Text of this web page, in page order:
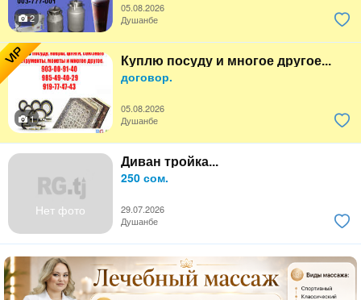
05.08.2026
2
Душанбе
VIP Куплю посуду и многое другое...
договор.
05.08.2026
1
Душанбе
Нет фото
Диван тройка...
250 сом.
29.07.2026
Душанбе